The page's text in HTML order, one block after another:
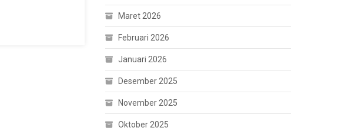
Maret 2026
Februari 2026
Januari 2026
Desember 2025
November 2025
Oktober 2025